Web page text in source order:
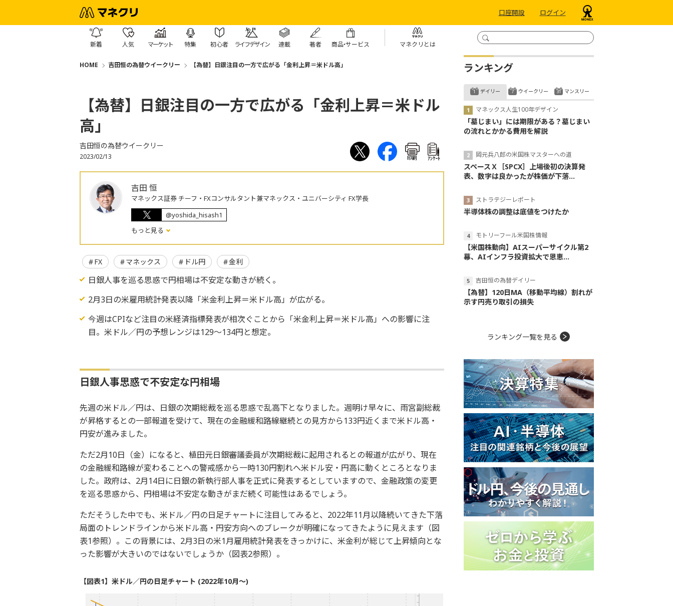
口座開設 ログイン
新着 人気 マーケット 特集 初心者 ライフデザイン 連載 著者 商品・サービス マネクリとは
HOME 吉田恒の為替ウイークリー 【為替】日銀注目の一方で広がる「金利上昇＝米ドル高」
【為替】日銀注目の一方で広がる「金利上昇＝米ドル
高」
吉田恒の為替ウイークリー
2023/02/13 印刷 ｱﾝｹｰﾄ
吉田 恒
マネックス証券 チーフ・FXコンサルタント兼マネックス・ユニバーシティ FX学長
@yoshida_hisash1
もっと見る
FX マネックス ドル円 金利
日銀人事を巡る思惑で円相場は不安定な動きが続く。
2月3日の米雇用統計発表以降「米金利上昇＝米ドル高」が広がる。
今週はCPIなど注目の米経済指標発表が相次ぐことから「米金利上昇＝米ドル高」への影響に注
目。米ドル／円の予想レンジは129～134円と想定。
日銀人事思惑で不安定な円相場
先週の米ドル／円は、日銀の次期総裁を巡る思惑で乱高下となりました。週明け早々に、雨宮副総裁
が昇格するとの一部報道を受けて、現在の金融緩和路線継続との見方から133円近くまで米ドル高・
円安が進みました。
ただ2月10日（金）になると、植田元日銀審議委員が次期総裁に起用されるとの報道が広がり、現在
の金融緩和路線が変わることへの警戒感から一時130円割れへ米ドル安・円高に動くところとなりま
した。政府は、2月14日に日銀の新執行部人事を正式に発表するとしていますので、金融政策の変更
を巡る思惑から、円相場は不安定な動きがまだ続く可能性はあるでしょう。
ただそうした中でも、米ドル／円の日足チャートに注目してみると、2022年11月以降続いてきた下落
局面のトレンドラインから米ドル高・円安方向へのブレークが明確になってきたように見えます（図
表1参照）。この背景には、2月3日の米1月雇用統計発表をきっかけに、米金利が総じて上昇傾向とな
った影響が大きいのではないでしょうか（図表2参照）。
【図表1】米ドル／円の日足チャート (2022年10月～)
ランキング
デイリー
マネックス人生100年デザイン
「墓じまい」には期限がある？墓じまい
の流れとかかる費用を解説
岡元兵八郎の米国株マスターへの道
スペースＸ［SPCX］上場後初の決算発
表、数字は良かったが株価が下落...
ストラテジーレポート
半導体株の調整は底値をつけたか
モトリーフール米国株情報
【米国株動向】AIスーパーサイクル第2
幕、AIインフラ投資拡大で恩恵...
吉田恒の為替デイリー
【為替】120日MA（移動平均線）割れが
示す円売り取引の損失
ウイークリー マンスリー
ランキング一覧を見る